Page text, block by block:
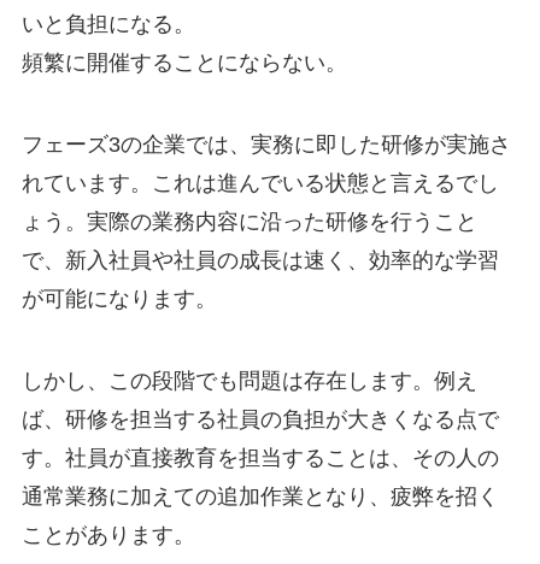
いと負担になる。
頻繁に開催することにならない。
フェーズ3の企業では、実務に即した研修が実施さ
れています。これは進んでいる状態と言えるでし
ょう。実際の業務内容に沿った研修を行うこと
で、新入社員や社員の成長は速く、効率的な学習
が可能になります。
しかし、この段階でも問題は存在します。例え
ば、研修を担当する社員の負担が大きくなる点で
す。社員が直接教育を担当することは、その人の
通常業務に加えての追加作業となり、疲弊を招く
ことがあります。